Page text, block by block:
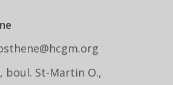
boul. St-Martin O.,